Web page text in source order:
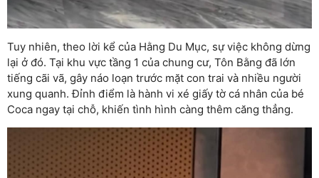
Tuy nhiên, theo lời kể của Hằng Du Mục, sự việc không dừng
lại ở đó. Tại khu vực tầng 1 của chung cư, Tôn Bằng đã lớn
tiếng cãi vã, gây náo loạn trước mặt con trai và nhiều người
xung quanh. Đỉnh điểm là hành vi xé giấy tờ cá nhân của bé
Coca ngay tại chỗ, khiến tình hình càng thêm căng thẳng.